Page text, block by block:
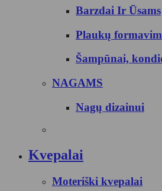
Barzdai Ir Ūsams
Plaukų
Šampūnai,
NAGAMS
Nagų dizainui
Kvepalai
Moteriški kvepalai